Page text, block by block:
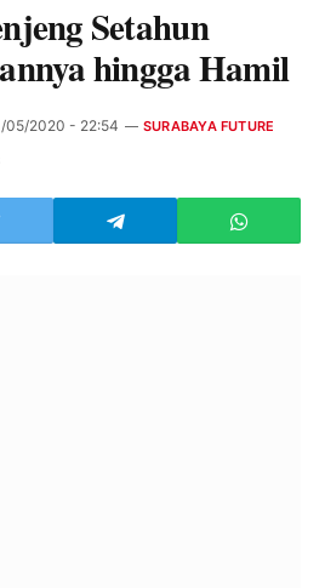
Setahun
hingga Hamil
05/2020 - 22:54 SURABAYA FUTURE